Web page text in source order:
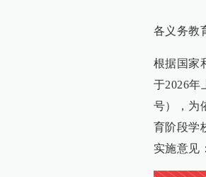
各义务教
根据国家
于2026年
号），为
育阶段学
实施意见：